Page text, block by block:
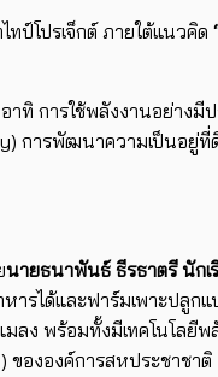
ทป์โปรเจ็กต์ ภายใต้แนวคิด
าทิ การใช้พลังงานอย่างมี
) การพัฒนาความเป็นอยู่ที่
นายธนาพันธ์ ธีรธาตรี นัก
ารได้และฟาร์มเพาะปลูกแ
มลง พร้อมทั้งมีเทคโนโลยีพ
) ขององค์การสหประชาชาติ